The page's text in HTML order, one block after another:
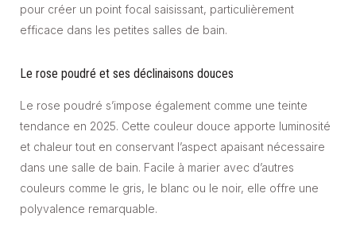
pour créer un point focal saisissant, particulièrement
efficace dans les petites salles de bain.
Le rose poudré et ses déclinaisons douces
Le rose poudré s’impose également comme une teinte
tendance en 2025. Cette couleur douce apporte luminosité
et chaleur tout en conservant l’aspect apaisant nécessaire
dans une salle de bain. Facile à marier avec d’autres
couleurs comme le gris, le blanc ou le noir, elle offre une
polyvalence remarquable.